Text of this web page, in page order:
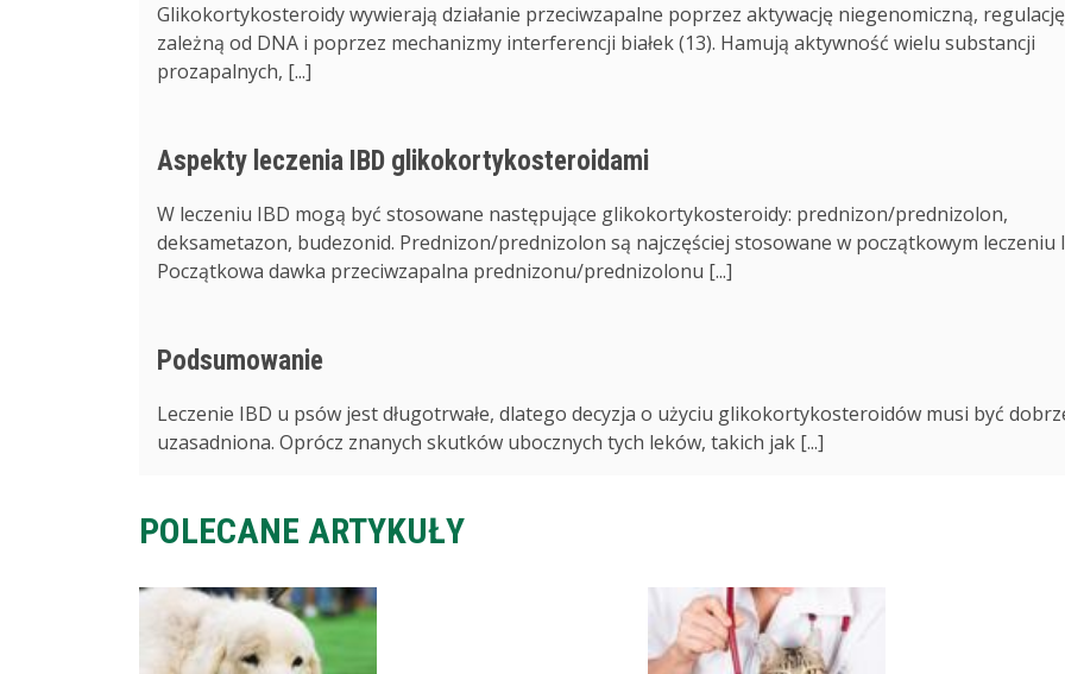
Glikokortykosteroidy wywierają działanie przeciwzapalne poprzez aktywację niegenomiczną, regulację
zależną od DNA i poprzez mechanizmy interferencji białek (13). Hamują aktywność wielu substancji
prozapalnych, [...]
Aspekty leczenia IBD glikokortykosteroidami
W leczeniu IBD mogą być stosowane następujące glikokortykosteroidy: prednizon/prednizolon,
deksametazon, budezonid. Prednizon/prednizolon są najczęściej stosowane w początkowym leczeniu
Początkowa dawka przeciwzapalna prednizonu/prednizolonu [...]
Podsumowanie
Leczenie IBD u psów jest długotrwałe, dlatego decyzja o użyciu glikokortykosteroidów musi być
uzasadniona. Oprócz znanych skutków ubocznych tych leków, takich jak [...]
POLECANE ARTYKUŁY